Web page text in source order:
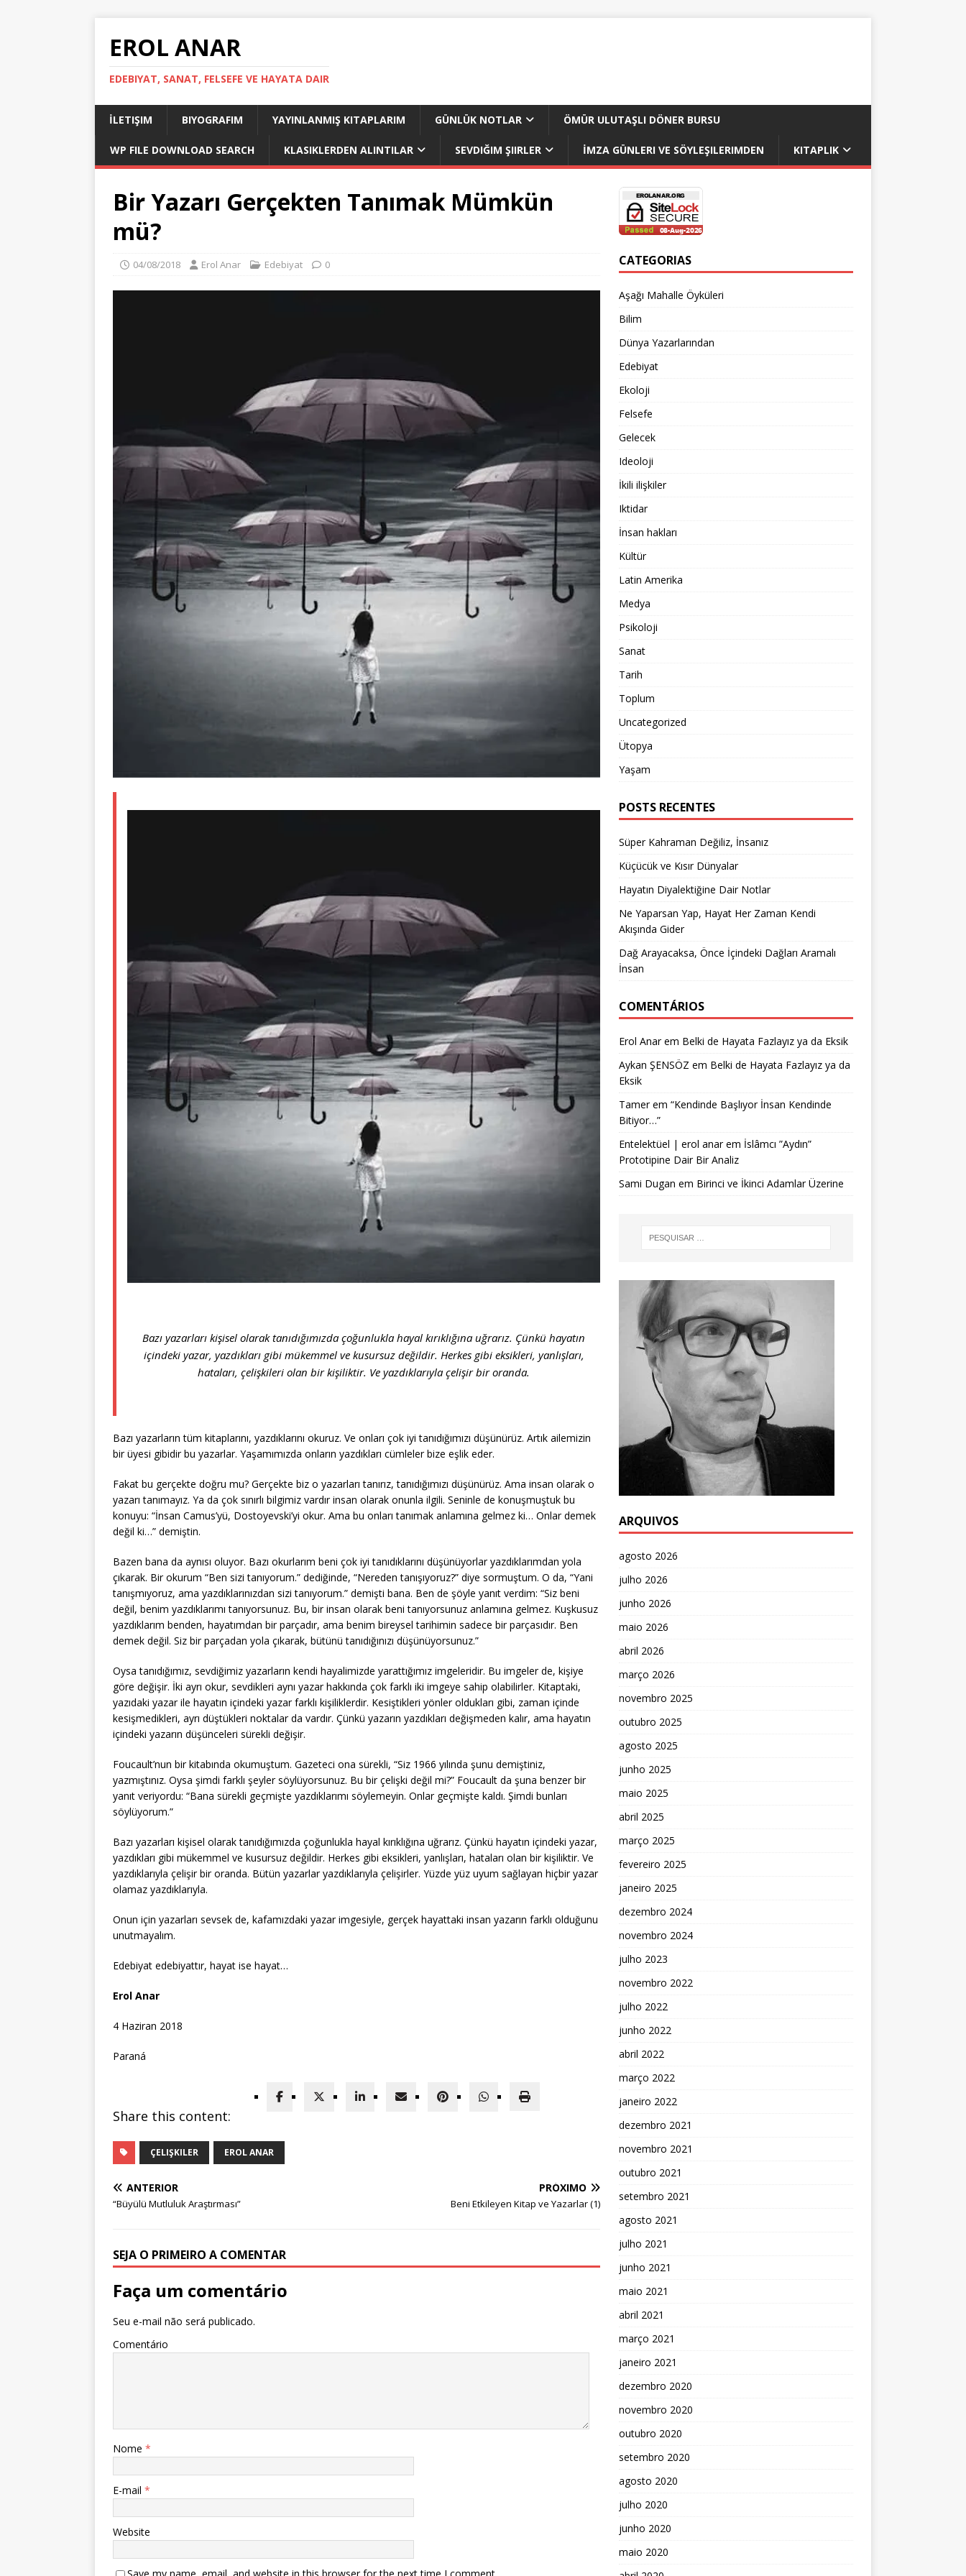
EROL ANAR
EDEBIYAT, SANAT, FELSEFE VE HAYATA DAIR
İLETIŞIM BIYOGRAFIM YAYINLANMIŞ KITAPLARIM GÜNLÜK NOTLAR ÖMÜR ULUTAŞLI DÖNER BURSU
WP FILE DOWNLOAD SEARCH KLASIKLERDEN ALINTILAR SEVDIĞIM ŞIIRLER İMZA GÜNLERI VE SÖYLEŞILERIMDEN KITAPLIK
Bir Yazarı Gerçekten Tanımak Mümkün
mü?
04/08/2018 Erol Anar Edebiyat 0
Bazı yazarları kişisel olarak tanıdığımızda çoğunlukla hayal kırıklığına uğrarız. Çünkü hayatın
içindeki yazar, yazdıkları gibi mükemmel ve kusursuz değildir. Herkes gibi eksikleri, yanlışları,
hataları, çelişkileri olan bir kişiliktir. Ve yazdıklarıyla çelişir bir oranda.
Bazı yazarların tüm kitaplarını, yazdıklarını okuruz. Ve onları çok iyi tanıdığımızı düşünürüz. Artık ailemizin
bir üyesi gibidir bu yazarlar. Yaşamımızda onların yazdıkları cümleler bize eşlik eder.
Fakat bu gerçekte doğru mu? Gerçekte biz o yazarları tanırız, tanıdığımızı düşünürüz. Ama insan olarak o
yazarı tanımayız. Ya da çok sınırlı bilgimiz vardır insan olarak onunla ilgili. Seninle de konuşmuştuk bu
konuyu: “İnsan Camus’yü, Dostoyevski’yi okur. Ama bu onları tanımak anlamına gelmez ki… Onlar demek
değil ki…” demiştin.
Bazen bana da aynısı oluyor. Bazı okurlarım beni çok iyi tanıdıklarını düşünüyorlar yazdıklarımdan yola
çıkarak. Bir okurum “Ben sizi tanıyorum.” dediğinde, “Nereden tanışıyoruz?” diye sormuştum. O da, “Yani
tanışmıyoruz, ama yazdıklarınızdan sizi tanıyorum.” demişti bana. Ben de şöyle yanıt verdim: “Siz beni
değil, benim yazdıklarımı tanıyorsunuz. Bu, bir insan olarak beni tanıyorsunuz anlamına gelmez. Kuşkusuz
yazdıklarım benden, hayatımdan bir parçadır, ama benim bireysel tarihimin sadece bir parçasıdır. Ben
demek değil. Siz bir parçadan yola çıkarak, bütünü tanıdığınızı düşünüyorsunuz.”
Oysa tanıdığımız, sevdiğimiz yazarların kendi hayalimizde yarattığımız imgeleridir. Bu imgeler de, kişiye
göre değişir. İki ayrı okur, sevdikleri aynı yazar hakkında çok farklı iki imgeye sahip olabilirler. Kitaptaki,
yazıdaki yazar ile hayatın içindeki yazar farklı kişiliklerdir. Kesiştikleri yönler oldukları gibi, zaman içinde
kesişmedikleri, ayrı düştükleri noktalar da vardır. Çünkü yazarın yazdıkları değişmeden kalır, ama hayatın
içindeki yazarın düşünceleri sürekli değişir.
Foucault’nun bir kitabında okumuştum. Gazeteci ona sürekli, “Siz 1966 yılında şunu demiştiniz,
yazmıştınız. Oysa şimdi farklı şeyler söylüyorsunuz. Bu bir çelişki değil mi?” Foucault da şuna benzer bir
yanıt veriyordu: “Bana sürekli geçmişte yazdıklarımı söylemeyin. Onlar geçmişte kaldı. Şimdi bunları
söylüyorum.”
Bazı yazarları kişisel olarak tanıdığımızda çoğunlukla hayal kırıklığına uğrarız. Çünkü hayatın içindeki yazar,
yazdıkları gibi mükemmel ve kusursuz değildir. Herkes gibi eksikleri, yanlışları, hataları olan bir kişiliktir. Ve
yazdıklarıyla çelişir bir oranda. Bütün yazarlar yazdıklarıyla çelişirler. Yüzde yüz uyum sağlayan hiçbir yazar
olamaz yazdıklarıyla.
Onun için yazarları sevsek de, kafamızdaki yazar imgesiyle, gerçek hayattaki insan yazarın farklı olduğunu
unutmayalım.
Edebiyat edebiyattır, hayat ise hayat…
Erol Anar
4 Haziran 2018
Paraná
Share this content:
ÇELIŞKILER EROL ANAR
ANTERIOR
“Büyülü Mutluluk Araştırması”
PRÓXIMO
Beni Etkileyen Kitap ve Yazarlar (1)
SEJA O PRIMEIRO A COMENTAR
Faça um comentário
Seu e-mail não será publicado.
Comentário
Nome *
E-mail *
Website
CATEGORIAS
Aşağı Mahalle Öyküleri
Bilim
Dünya Yazarlarından
Edebiyat
Ekoloji
Felsefe
Gelecek
Ideoloji
İkili ilişkiler
Iktidar
İnsan hakları
Kültür
Latin Amerika
Medya
Psikoloji
Sanat
Tarih
Toplum
Uncategorized
Ütopya
Yaşam
POSTS RECENTES
Süper Kahraman Değiliz, İnsanız
Küçücük ve Kısır Dünyalar
Hayatın Diyalektiğine Dair Notlar
Ne Yaparsan Yap, Hayat Her Zaman Kendi
Akışında Gider
Dağ Arayacaksa, Önce İçindeki Dağları Aramalı
İnsan
COMENTÁRIOS
Erol Anarem Belki de Hayata Fazlayız ya da Eksik
Aykan ŞENSÖZ em Belki de Hayata Fazlayız ya da
Eksik
Tamerem “Kendinde Başlıyor İnsan Kendinde
Bitiyor…”
Entelektüel | erol anarem İslâmcı ”Aydın”
Prototipine Dair Bir Analiz
Sami Dugan em Birinci ve İkinci Adamlar Üzerine
ARQUIVOS
agosto 2026
julho 2026
junho 2026
maio 2026
abril 2026
março 2026
novembro 2025
outubro 2025
agosto 2025
junho 2025
maio 2025
abril 2025
março 2025
fevereiro 2025
janeiro 2025
dezembro 2024
novembro 2024
julho 2023
novembro 2022
julho 2022
junho 2022
abril 2022
março 2022
janeiro 2022
dezembro 2021
novembro 2021
outubro 2021
setembro 2021
agosto 2021
julho 2021
junho 2021
maio 2021
abril 2021
março 2021
janeiro 2021
dezembro 2020
novembro 2020
outubro 2020
setembro 2020
agosto 2020
julho 2020
junho 2020
maio 2020